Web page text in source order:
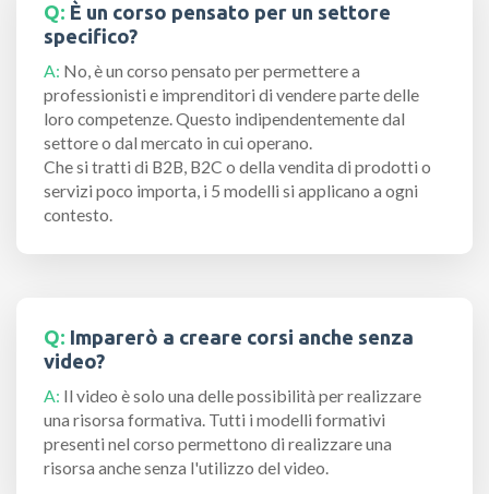
Q: È un corso pensato per un settore
specifico?
A: No, è un corso pensato per permettere a
professionisti e imprenditori di vendere parte delle
loro competenze. Questo indipendentemente dal
settore o dal mercato in cui operano.
Che si tratti di B2B, B2C o della vendita di prodotti o
servizi poco importa, i 5 modelli si applicano a ogni
contesto.
Q: Imparerò a creare corsi anche senza
video?
A: Il video è solo una delle possibilità per realizzare
una risorsa formativa. Tutti i modelli formativi
presenti nel corso permettono di realizzare una
risorsa anche senza l'utilizzo del video.